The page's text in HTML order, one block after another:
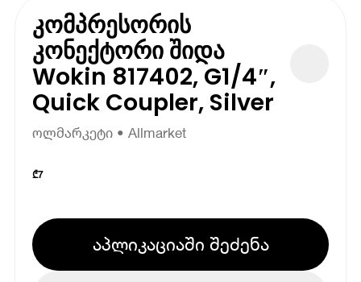
კომპრესორის
კონექტორი შიდა
Wokin 817402, G1/4″,
Quick Coupler, Silver
ოლმარკეტი • Allmarket
₾7
აპლიკაციაში შეძენა